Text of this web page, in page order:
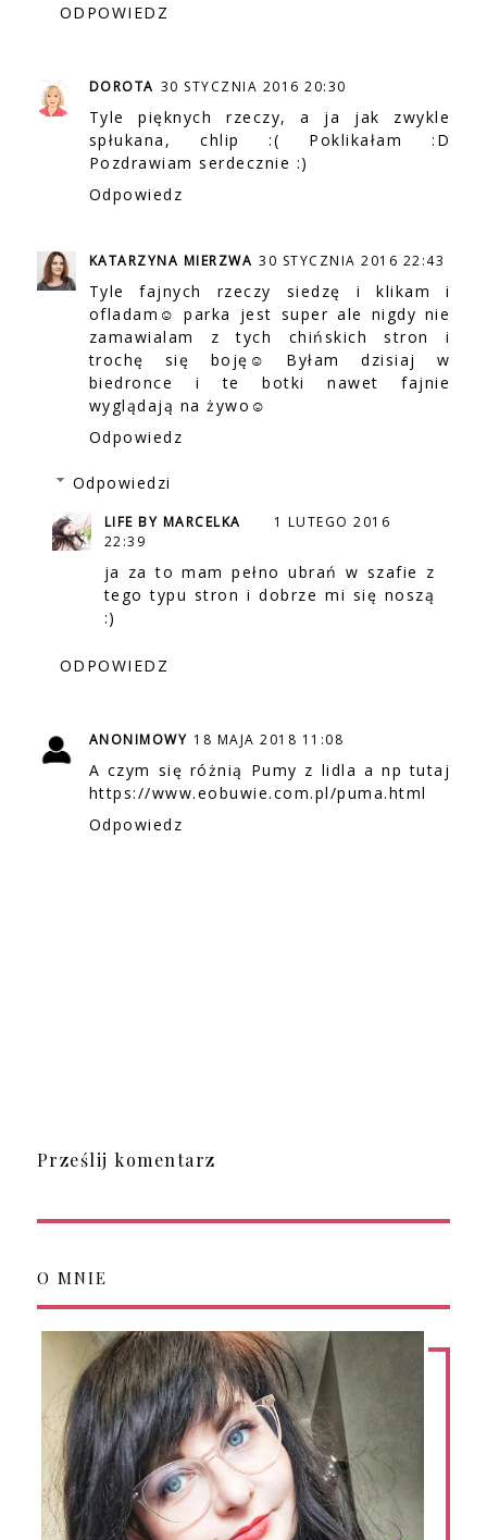
ODPOWIEDZ
DOROTA 30 STYCZNIA 2016 20:30
Tyle pięknych rzeczy, a ja jak zwykle
spłukana, chlip :( Poklikałam :D
Pozdrawiam serdecznie :)
Odpowiedz
KATARZYNA MIERZWA 30 STYCZNIA 2016 22:43
Tyle fajnych rzeczy siedzę i klikam i
ofladam☺ parka jest super ale nigdy nie
zamawialam z tych chińskich stron i
trochę się boję☺ Byłam dzisiaj w
biedronce i te botki nawet fajnie
wyglądają na żywo☺
Odpowiedz
Odpowiedzi
LIFE BY MARCELKA
1 LUTEGO 2016
22:39
ja za to mam pełno ubrań w szafie z
tego typu stron i dobrze mi się noszą
:)
ODPOWIEDZ
ANONIMOWY 18 MAJA 2018 11:08
A czym się różnią Pumy z lidla a np tutaj
https://www.eobuwie.com.pl/puma.html
Odpowiedz
Prześlij komentarz
O MNIE